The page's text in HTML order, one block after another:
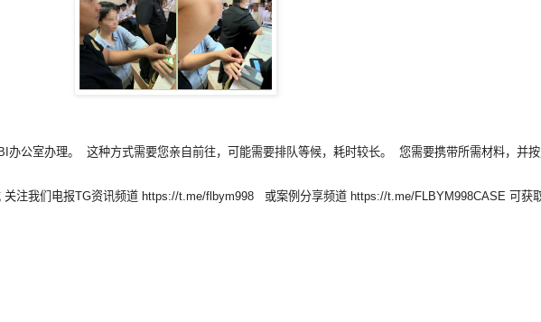
公室办理。 这种方式需要您亲自前往，可能需要排队等候，耗时较长。 您需要携带所需材料，并
注我们电报TG资讯频道 https://t.me/flbym998 或案例分享频道 https://t.me/FLBYM998CASE 可获